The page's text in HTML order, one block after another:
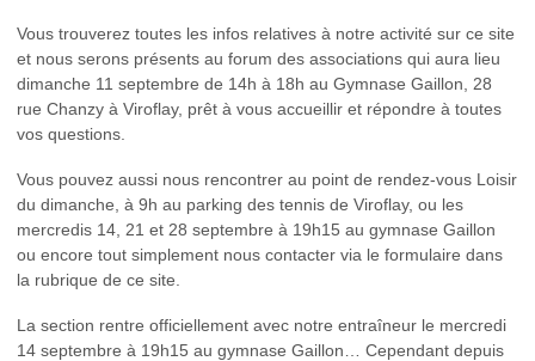
Vous trouverez toutes les infos relatives à notre activité sur ce site
et nous serons présents au forum des associations qui aura lieu
dimanche 11 septembre de 14h à 18h au Gymnase Gaillon, 28
rue Chanzy à Viroflay, prêt à vous accueillir et répondre à toutes
vos questions.
Vous pouvez aussi nous rencontrer au point de rendez-vous Loisir
du dimanche, à 9h au parking des tennis de Viroflay, ou les
mercredis 14, 21 et 28 septembre à 19h15 au gymnase Gaillon
ou encore tout simplement nous contacter via le formulaire dans
la rubrique de ce site.
La section rentre officiellement avec notre entraîneur le mercredi
14 septembre à 19h15 au gymnase Gaillon… Cependant depuis